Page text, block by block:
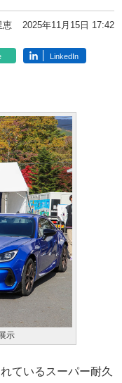
恵 2025年11月15日 17:42
LinkedIn
示
ているスーパー耐久